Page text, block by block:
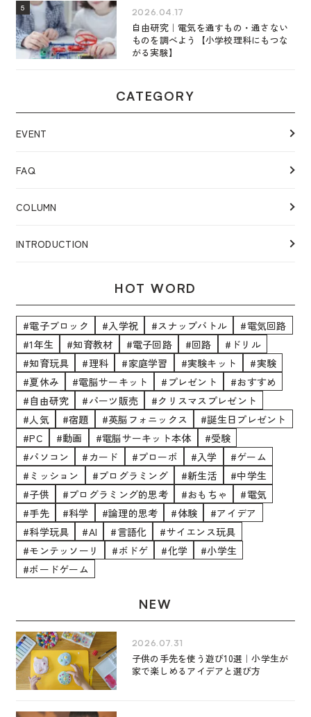
2026.04.17
自由研究｜電気を通すもの・通さない
ものを調べよう【小学校理科にもつな
がる実験】
CATEGORY
EVENT
FAQ
COLUMN
INTRODUCTION
HOT WORD
#電子ブロック #入学祝 #スナップバトル
#電気回路
#1年生
#知育教材 #電子回路 #回路
#ドリル
#知育玩具
#理科 #家庭学習 #実験キット
#実験
#夏休み
#電脳サーキット #プレゼント
#おすすめ
#自由研究
#パーツ販売
#クリスマスプレゼント
#人気
#宿題 #英脳フォニックス
#誕生日プレゼント
#PC
#動画 #電脳サーキット本体
#受験
#パソコン
#カード #プローボ #入学
#ゲーム
#ミッション
#プログラミング #新生活
#中学生
#子供
#プログラミング的思考 #おもちゃ
#電気
#手先
#科学 #論理的思考 #体験
#アイデア
#科学玩具
#AI #言語化
#サイエンス玩具
#モンテッソーリ
#ボドゲ #化学
#小学生
#ボードゲーム
NEW
2026.07.31
子供の手先を使う遊び10選｜小学生が
家で楽しめるアイデアと選び方